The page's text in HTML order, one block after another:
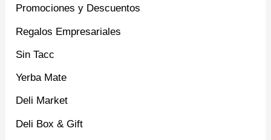
Promociones y Descuentos
Regalos Empresariales
Sin Tacc
Yerba Mate
Deli Market
Deli Box & Gift